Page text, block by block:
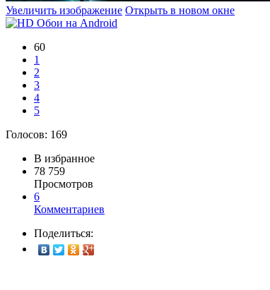
Увеличить изображение Открыть в новом окне
60
1
2
3
4
5
Голосов: 169
В избранное
78 759
Просмотров
6
Комментариев
Поделиться: